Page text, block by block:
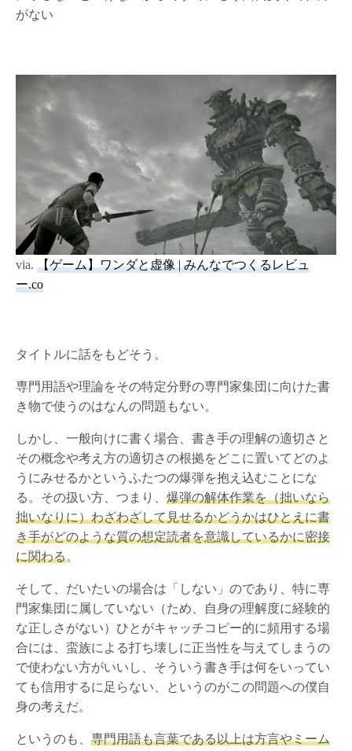
がない
via.【ゲーム】ワンダと虚像 | みんなでつくるレビュ
ー.co
タイトルに話をもどそう。
専門用語や理論をその特定分野の専門家集団に向けた書
き物で使うのはなんの問題もない。
しかし、一般向けに書く場合、書き手の理解の適切さと
その概念や考え方の適切さの根拠をどこに置いてどのよ
うにみせるかというふたつの爆弾を抱え込むことにな
る。その扱い方、つまり、 爆弾の解体作業を（拙いなら
拙いなりに）わざわざして見せるかどうかはひとえに書
き手がどのような質の想定読者を意識しているかに密接
に関わる。
そして、だいたいの場合は「しない」のであり、特に専
門家集団に属していない（ため、自身の理解度に経験的
な正しさがない）ひとがキャッチコピー的に頻用する場
合には、蛮族による打ち壊しに正当性を与えてしまうの
で使わない方がいいし、そういう書き手は何をいってい
ても信用するに足らない、というのがこの問題への僕自
身の考えだ。
というのも、 専門用語も言葉である以上は方言やミーム